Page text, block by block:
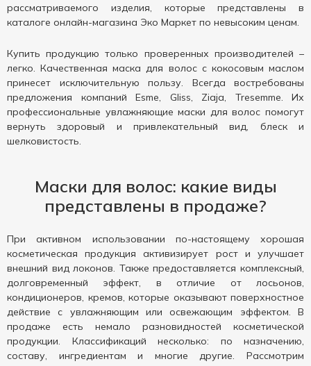
рассматриваемого изделия, которые представлены в
каталоге онлайн-магазина Эко Маркет по невысоким ценам.
Купить продукцию только проверенных производителей –
легко. Качественная маска для волос с кокосовым маслом
принесет исключительную пользу. Всегда востребованы
предложения компаний Esme, Gliss, Ziaja, Tresemme. Их
профессиональные увлажняющие маски для волос помогут
вернуть здоровый и привлекательный вид, блеск и
шелковистость.
Маски для волос: какие виды
представлены в продаже?
При активном использовании по-настоящему хорошая
косметическая продукция активизирует рост и улучшает
внешний вид локонов. Также предоставляется комплексный,
долговременный эффект, в отличие от лосьонов,
кондиционеров, кремов, которые оказывают поверхностное
действие с увлажняющим или освежающим эффектом. В
продаже есть немало разновидностей косметической
продукции. Классификаций несколько: по назначению,
составу, ингредиентам и многие другие. Рассмотрим